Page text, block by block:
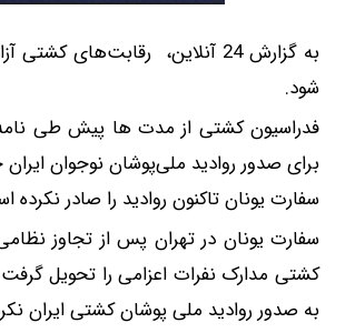
شود.
فدراسیون کشتی از مدت ها پیش طی
برای صدور روادید ملی‌پوشان نوجوان
سفارت یونان تاکنون روادید را صادر نکرده
سفارت یونان در تهران پس از تجاوز
کشتی مدارک نفرات اعزامی را تحویل گرفت
به صدور روادید ملی پوشان کشتی ایران